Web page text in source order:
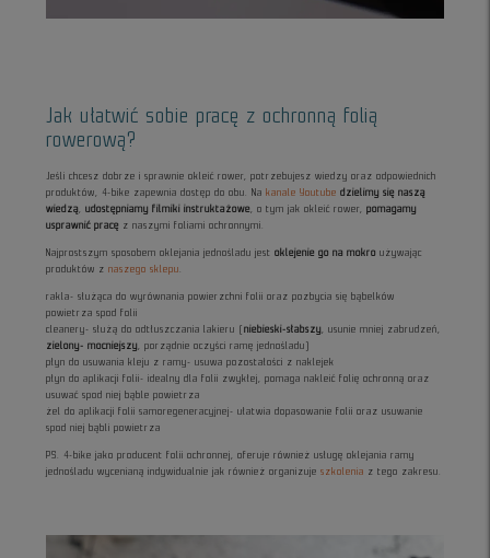
Jak ułatwić sobie pracę z ochronną folią
rowerową?
Jeśli chcesz dobrze i sprawnie okleić rower, potrzebujesz wiedzy oraz odpowiednich
produktów, 4-bike zapewnia dostęp do obu. Na kanale Youtube dzielimy się naszą
wiedzą
,udostępniamy filmiki instruktażowe , o tym jak okleić rower,pomagamy
usprawnić pracę z naszymi foliami ochronnymi.
Najprostszym sposobem oklejania jednośladu jestoklejenie go na mokro używając
produktów znaszego sklepu
rakla- służąca do wyrównania powierzchni folii oraz pozbycia się bąbelków
powietrza spod folii
cleanery- służą do odtłuszczania lakieru (niebieski-słabszy
, usunie mniej zabrudzeń,
zielony- mocniejszy
, porządnie oczyści ramę jednośladu)
płyn do usuwania kleju z ramy- usuwa pozostałości z naklejek
płyn do aplikacji folii- idealny dla folii zwykłej, pomaga nakleić folię ochronną oraz
usuwać spod niej bąble powietrza
żel do aplikacji folii samoregeneracyjnej- ułatwia dopasowanie folii oraz usuwanie
spod niej bąbli powietrza
PS. 4-bike jako producent folii ochronnej, oferuje również usługę oklejania ramy
jednośladu wycenianą indywidualnie jak również organizujeszkolenia z tego zakresu.